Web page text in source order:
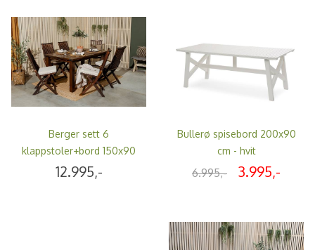
Berger sett 6
klappstoler+bord 150x90
cm - tjærebrun
12.995,-
Bullerø spisebord 200x90
cm - hvit
6.995,- 3.995,-